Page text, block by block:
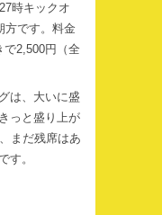
時キックオ
方です。料金
で2,500円（全
は、大いに盛
っと盛り上が
まだ残席はあ
す。